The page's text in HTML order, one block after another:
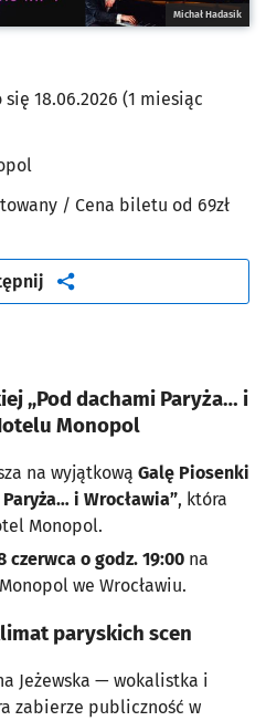
Michał Hadasik
się 18.06.2026 (1 miesiąc
/ Cena biletu od 69zł
artykuł
„Pod dachami Paryża… i
Monopol
na wyjątkową Galę Piosenki
i Wrocławia”, która
Monopol.
czerwca o godz. 19:00 na
we Wrocławiu.
paryskich scen
Jeżewska — wokalistka i
zabierze publiczność w